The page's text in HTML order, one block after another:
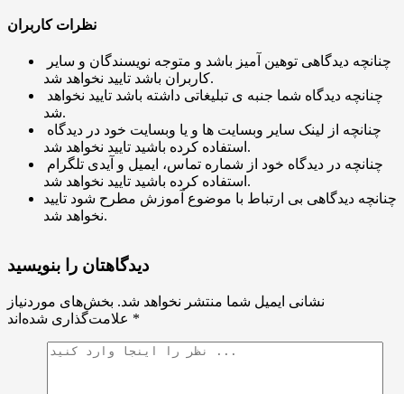
نظرات کاربران
کاربران باشد تایید نخواهد شد.
شد.
استفاده کرده باشید تایید نخواهد شد.
استفاده کرده باشید تایید نخواهد شد.
چنانچه دیدگاهی بی ارتباط با موضوع آموزش مطرح شود تایید
نخواهد شد.
دیدگاهتان را بنویسید
نشانی ایمیل شما منتشر نخواهد شد. بخش‌های موردنیاز
*